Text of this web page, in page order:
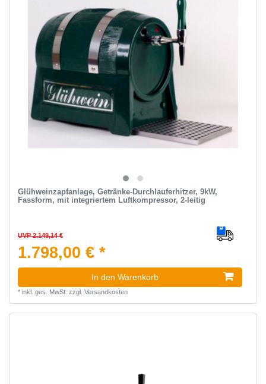
Glühweinzapfanlage, Getränke-Durchlauferhitzer, 9kW,
Fassform, mit integriertem Luftkompressor, 2-leitig
UVP 2.149,14 €
1.798,00 € *
In den Warenkorb
* inkl. ges. MwSt. zzgl. Versandkosten